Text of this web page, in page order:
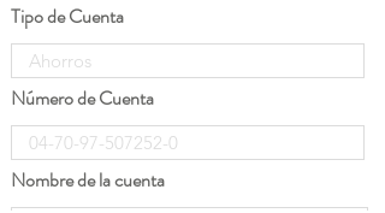
Tipo de Cuenta
Número de Cuenta
Nombre de la cuenta